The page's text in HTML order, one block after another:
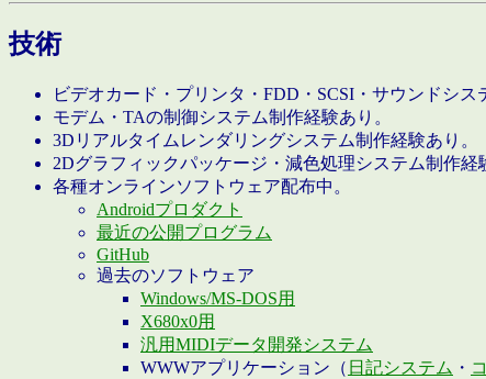
技術
ビデオカード・プリンタ・FDD・SCSI・サウンドシ
モデム・TAの制御システム制作経験あり。
3Dリアルタイムレンダリングシステム制作経験あり。
2Dグラフィックパッケージ・減色処理システム制作経
各種オンラインソフトウェア配布中。
Androidプロダクト
最近の公開プログラム
GitHub
過去のソフトウェア
Windows/MS-DOS用
X680x0用
汎用MIDIデータ開発システム
WWWアプリケーション（ 日記システム ・